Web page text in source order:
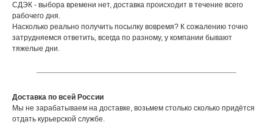
СДЭК - выбора времени нет, доставка происходит в течение всего
рабочего дня.
Насколько реально получить посылку вовремя? К сожалению точно
затрудняемся ответить, всегда по разному, у компании бывают
тяжелые дни.
Доставка по всей России
Мы не зарабатываем на доставке, возьмем столько сколько придётся
отдать курьерской службе.